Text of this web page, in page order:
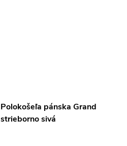
Polokošeľa pánska Grand
strieborno sivá